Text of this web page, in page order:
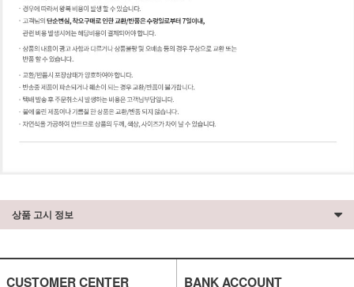
상품 고시 정보
CUSTOMER CENTER BANK ACCOUNT